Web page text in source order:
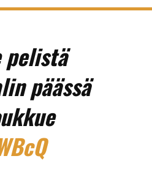
pelistä
päässä